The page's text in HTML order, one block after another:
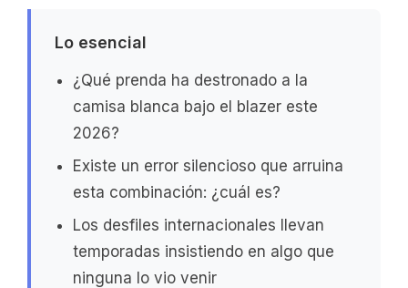
Lo esencial
¿Qué prenda ha destronado a la
camisa blanca bajo el blazer este
2026?
Existe un error silencioso que arruina
esta combinación: ¿cuál es?
Los desfiles internacionales llevan
temporadas insistiendo en algo que
ninguna lo vio venir